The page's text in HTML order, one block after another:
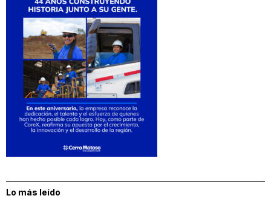
Lo más leído